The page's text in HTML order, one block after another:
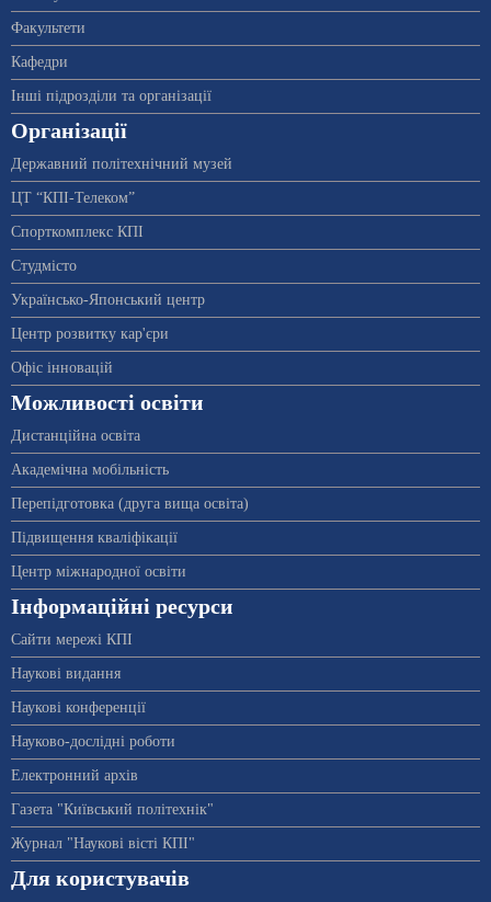
Факультети
Кафедри
Інші підрозділи та організації
Організації
Державний політехнічний музей
ЦТ “КПІ-Телеком”
Спорткомплекс КПІ
Студмісто
Українсько-Японський центр
Центр розвитку кар'єри
Офіс інновацій
Можливості освіти
Дистанційна освіта
Академічна мобільність
Перепідготовка (друга вища освіта)
Підвищення кваліфікації
Центр міжнародної освіти
Інформаційні ресурси
Сайти мережі КПІ
Наукові видання
Наукові конференції
Науково-дослідні роботи
Електронний архів
Газета "Київський політехнік"
Журнал "Наукові вісті КПІ"
Для користувачів